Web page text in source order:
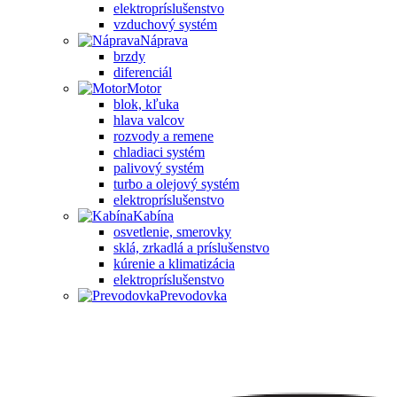
elektropríslušenstvo
vzduchový systém
Náprava
brzdy
diferenciál
Motor
blok, kľuka
hlava valcov
rozvody a remene
chladiaci systém
palivový systém
turbo a olejový systém
elektropríslušenstvo
Kabína
osvetlenie, smerovky
sklá, zrkadlá a príslušenstvo
kúrenie a klimatizácia
elektropríslušenstvo
Prevodovka